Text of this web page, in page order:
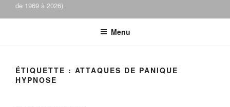
de 1969 à 2026)
Menu
ÉTIQUETTE : ATTAQUES DE PANIQUE
HYPNOSE